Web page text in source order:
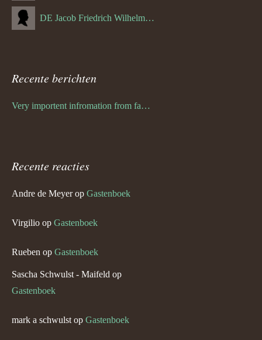
DE Jacob Friedrich Wilhelm Hurth
Recente berichten
Very importent infromation from family Schwulst
Recente reacties
Andre de Meyerop Gastenboek
Virgilio op Gastenboek
Rueben op Gastenboek
Sascha Schwulst - Maifeld op
Gastenboek
mark a schwulst op Gastenboek